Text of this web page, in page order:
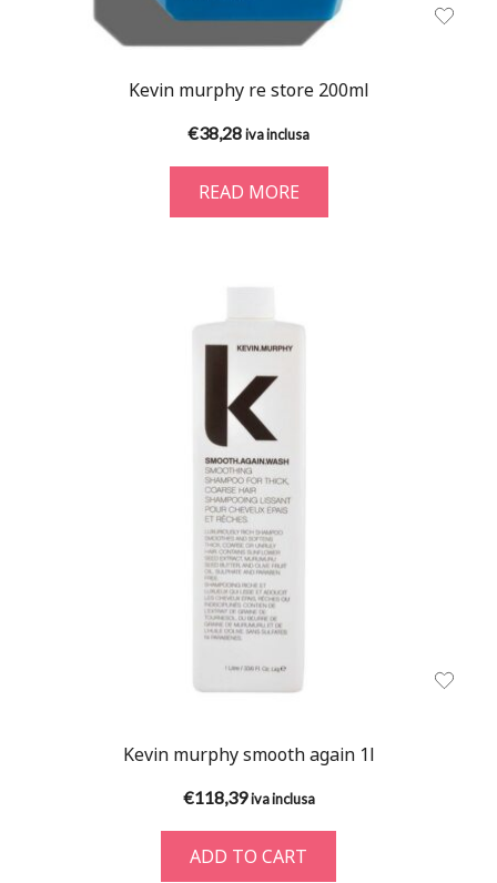
Kevin murphy re store 200ml
€38,28iva inclusa
READ MORE
Kevin murphy smooth again 1l
€118,39 iva inclusa
ADD TO CART